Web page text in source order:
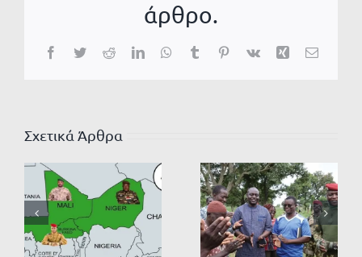
άρθρο.
Facebook
TwitterRedditLinkedInWhatsApp
TumblrPinterest
Vk Xing Email
Σχετικά Άρθρα